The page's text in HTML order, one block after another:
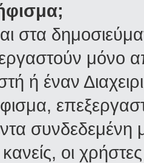
στα
μόνο
ή έναν
κανείς, οι